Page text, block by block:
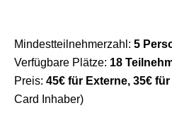
Mindestteilnehmerzahl: 5
Verfügbare Plätze: 18
Preis: 45€ für Externe, 35€
Card Inhaber)